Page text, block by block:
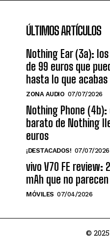
ÚLTIMOS ARTÍCULOS
Nothing Ear (3a):
de 99 euros que
hasta lo que
ZONA AUDIO 07/07/2026
Nothing Phone
barato de Nothing
euros
¡DESTACADOS! 07/07/2026
vivo V70 FE review:
mAh que no
MÓVILES 07/04/2026
©